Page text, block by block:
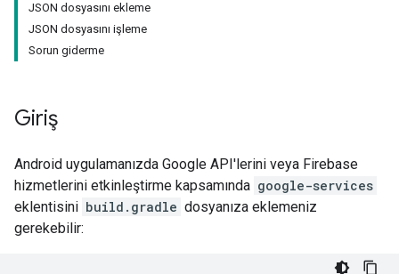
JSON dosyasını ekleme
JSON dosyasını işleme
Sorun giderme
Giriş
Android uygulamanızda Google API'lerini veya Firebase
hizmetlerini etkinleştirme kapsamında google-services
eklentisini build.gradle dosyanıza eklemeniz
gerekebilir: